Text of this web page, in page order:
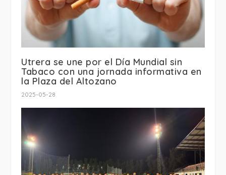
Utrera se une por el Día Mundial sin
Tabaco con una jornada informativa en
la Plaza del Altozano
2025-05-28